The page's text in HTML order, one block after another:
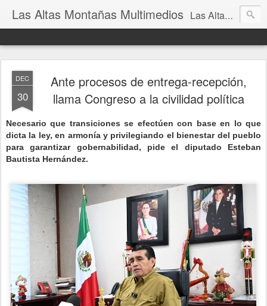
Las Altas Montañas Multimedios Las Altas Montañas Multimedios
DEC
30
Ante procesos de entrega-recepción,
llama Congreso a la civilidad política
Necesario que transiciones se efectúen con base en lo que
dicta la ley, en armonía y privilegiando el bienestar del pueblo
para garantizar gobernabilidad, pide el diputado Esteban
Bautista Hernández.